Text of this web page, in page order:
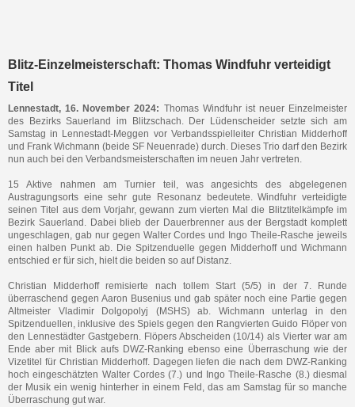
Blitz-Einzelmeisterschaft: Thomas Windfuhr verteidigt
Titel
Lennestadt, 16. November 2024: Thomas Windfuhr ist neuer Einzelmeister
des Bezirks Sauerland im Blitzschach. Der Lüdenscheider setzte sich am
Samstag in Lennestadt-Meggen vor Verbandsspielleiter Christian Midderhoff
und Frank Wichmann (beide SF Neuenrade) durch. Dieses Trio darf den Bezirk
nun auch bei den Verbandsmeisterschaften im neuen Jahr vertreten.
15 Aktive nahmen am Turnier teil, was angesichts des abgelegenen
Austragungsorts eine sehr gute Resonanz bedeutete. Windfuhr verteidigte
seinen Titel aus dem Vorjahr, gewann zum vierten Mal die Blitztitelkämpfe im
Bezirk Sauerland. Dabei blieb der Dauerbrenner aus der Bergstadt komplett
ungeschlagen, gab nur gegen Walter Cordes und Ingo Theile-Rasche jeweils
einen halben Punkt ab. Die Spitzenduelle gegen Midderhoff und Wichmann
entschied er für sich, hielt die beiden so auf Distanz.
Christian Midderhoff remisierte nach tollem Start (5/5) in der 7. Runde
überraschend gegen Aaron Busenius und gab später noch eine Partie gegen
Altmeister Vladimir Dolgopolyj (MSHS) ab. Wichmann unterlag in den
Spitzenduellen, inklusive des Spiels gegen den Rangvierten Guido Flöper von
den Lennestädter Gastgebern. Flöpers Abscheiden (10/14) als Vierter war am
Ende aber mit Blick aufs DWZ-Ranking ebenso eine Überraschung wie der
Vizetitel für Christian Midderhoff. Dagegen liefen die nach dem DWZ-Ranking
hoch eingeschätzten Walter Cordes (7.) und Ingo Theile-Rasche (8.) diesmal
der Musik ein wenig hinterher in einem Feld, das am Samstag für so manche
Überraschung gut war.